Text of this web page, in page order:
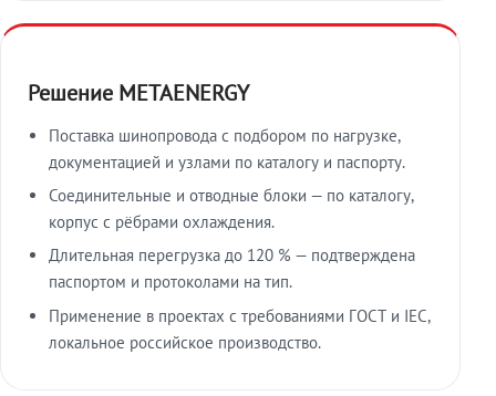
Решение METAENERGY
Поставка шинопровода с подбором по нагрузке,
документацией и узлами по каталогу и паспорту.
Соединительные и отводные блоки — по каталогу,
корпус с рёбрами охлаждения.
Длительная перегрузка до 120 % — подтверждена
паспортом и протоколами на тип.
Применение в проектах с требованиями ГОСТ и IEC,
локальное российское производство.